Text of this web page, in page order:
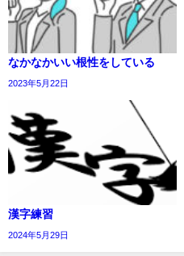
なかなかいい根性をしている
2023年5月22日
漢字練習
2024年5月29日